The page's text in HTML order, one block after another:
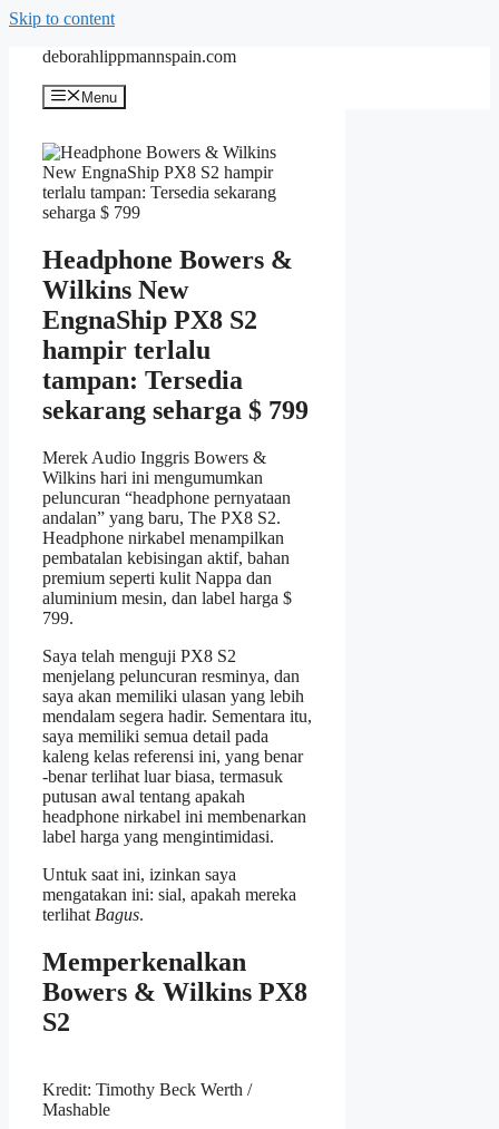
Skip to content
deborahlippmannspain.com
Menu
Headphone Bowers &
Wilkins New
EngnaShip PX8 S2
hampir terlalu
tampan: Tersedia
sekarang seharga $ 799
Merek Audio Inggris Bowers &
Wilkins hari ini mengumumkan
peluncuran “headphone pernyataan
andalan” yang baru, The PX8 S2.
Headphone nirkabel menampilkan
pembatalan kebisingan aktif, bahan
premium seperti kulit Nappa dan
aluminium mesin, dan label harga $
799.
Saya telah menguji PX8 S2
menjelang peluncuran resminya, dan
saya akan memiliki ulasan yang lebih
mendalam segera hadir. Sementara itu,
saya memiliki semua detail pada
kaleng kelas referensi ini, yang benar
-benar terlihat luar biasa, termasuk
putusan awal tentang apakah
headphone nirkabel ini membenarkan
label harga yang mengintimidasi.
Untuk saat ini, izinkan saya
mengatakan ini: sial, apakah mereka
terlihat Bagus.
Memperkenalkan
Bowers & Wilkins PX8
S2
Kredit: Timothy Beck Werth /
Mashable